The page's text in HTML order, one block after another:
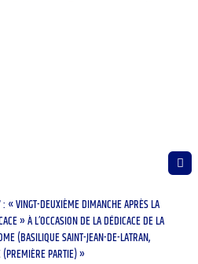
« VINGT-DEUXIÈME DIMANCHE APRÈS LA
» À L’OCCASION DE LA DÉDICACE DE LA
(BASILIQUE SAINT-JEAN-DE-LATRAN,
PARTIE) »